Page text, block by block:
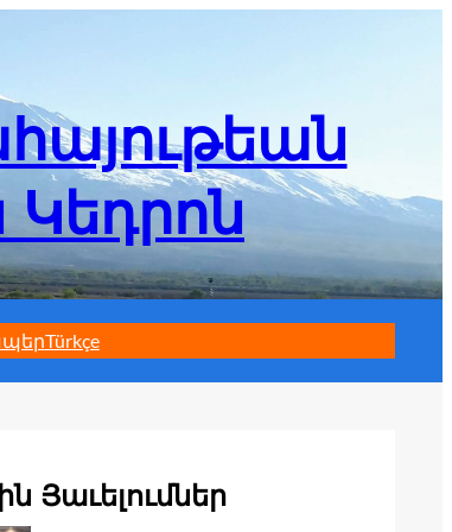
Կեդրոն
Türkçe
Յաւելումներ